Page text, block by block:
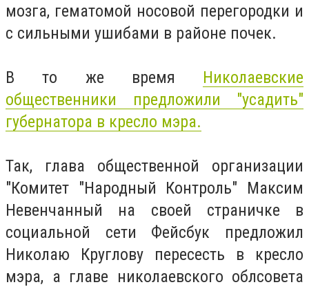
мозга, гематомой носовой перегородки и
с сильными ушибами в районе почек.
В то же время Николаевские
общественники предложили "усадить"
губернатора в кресло мэра.
Так, глава общественной организации
"Комитет "Народный Контроль" Максим
Невенчанный на своей страничке в
социальной сети Фейсбук предложил
Николаю Круглову пересесть в кресло
мэра, а главе николаевского облсовета